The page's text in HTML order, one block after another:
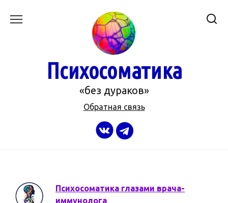
Психосоматика
«без дураков»
Обратная связь
Психосоматика глазами врача-
иммунолога